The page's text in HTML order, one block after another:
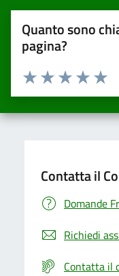
Quanto sono
pagina?
Valuta da 1 a 5 stelle la
Valuta 4
Valuta 3
Valuta 2 stelle
Valuta una stella su
Contatta il
Domande
Richiedi
Contatta il